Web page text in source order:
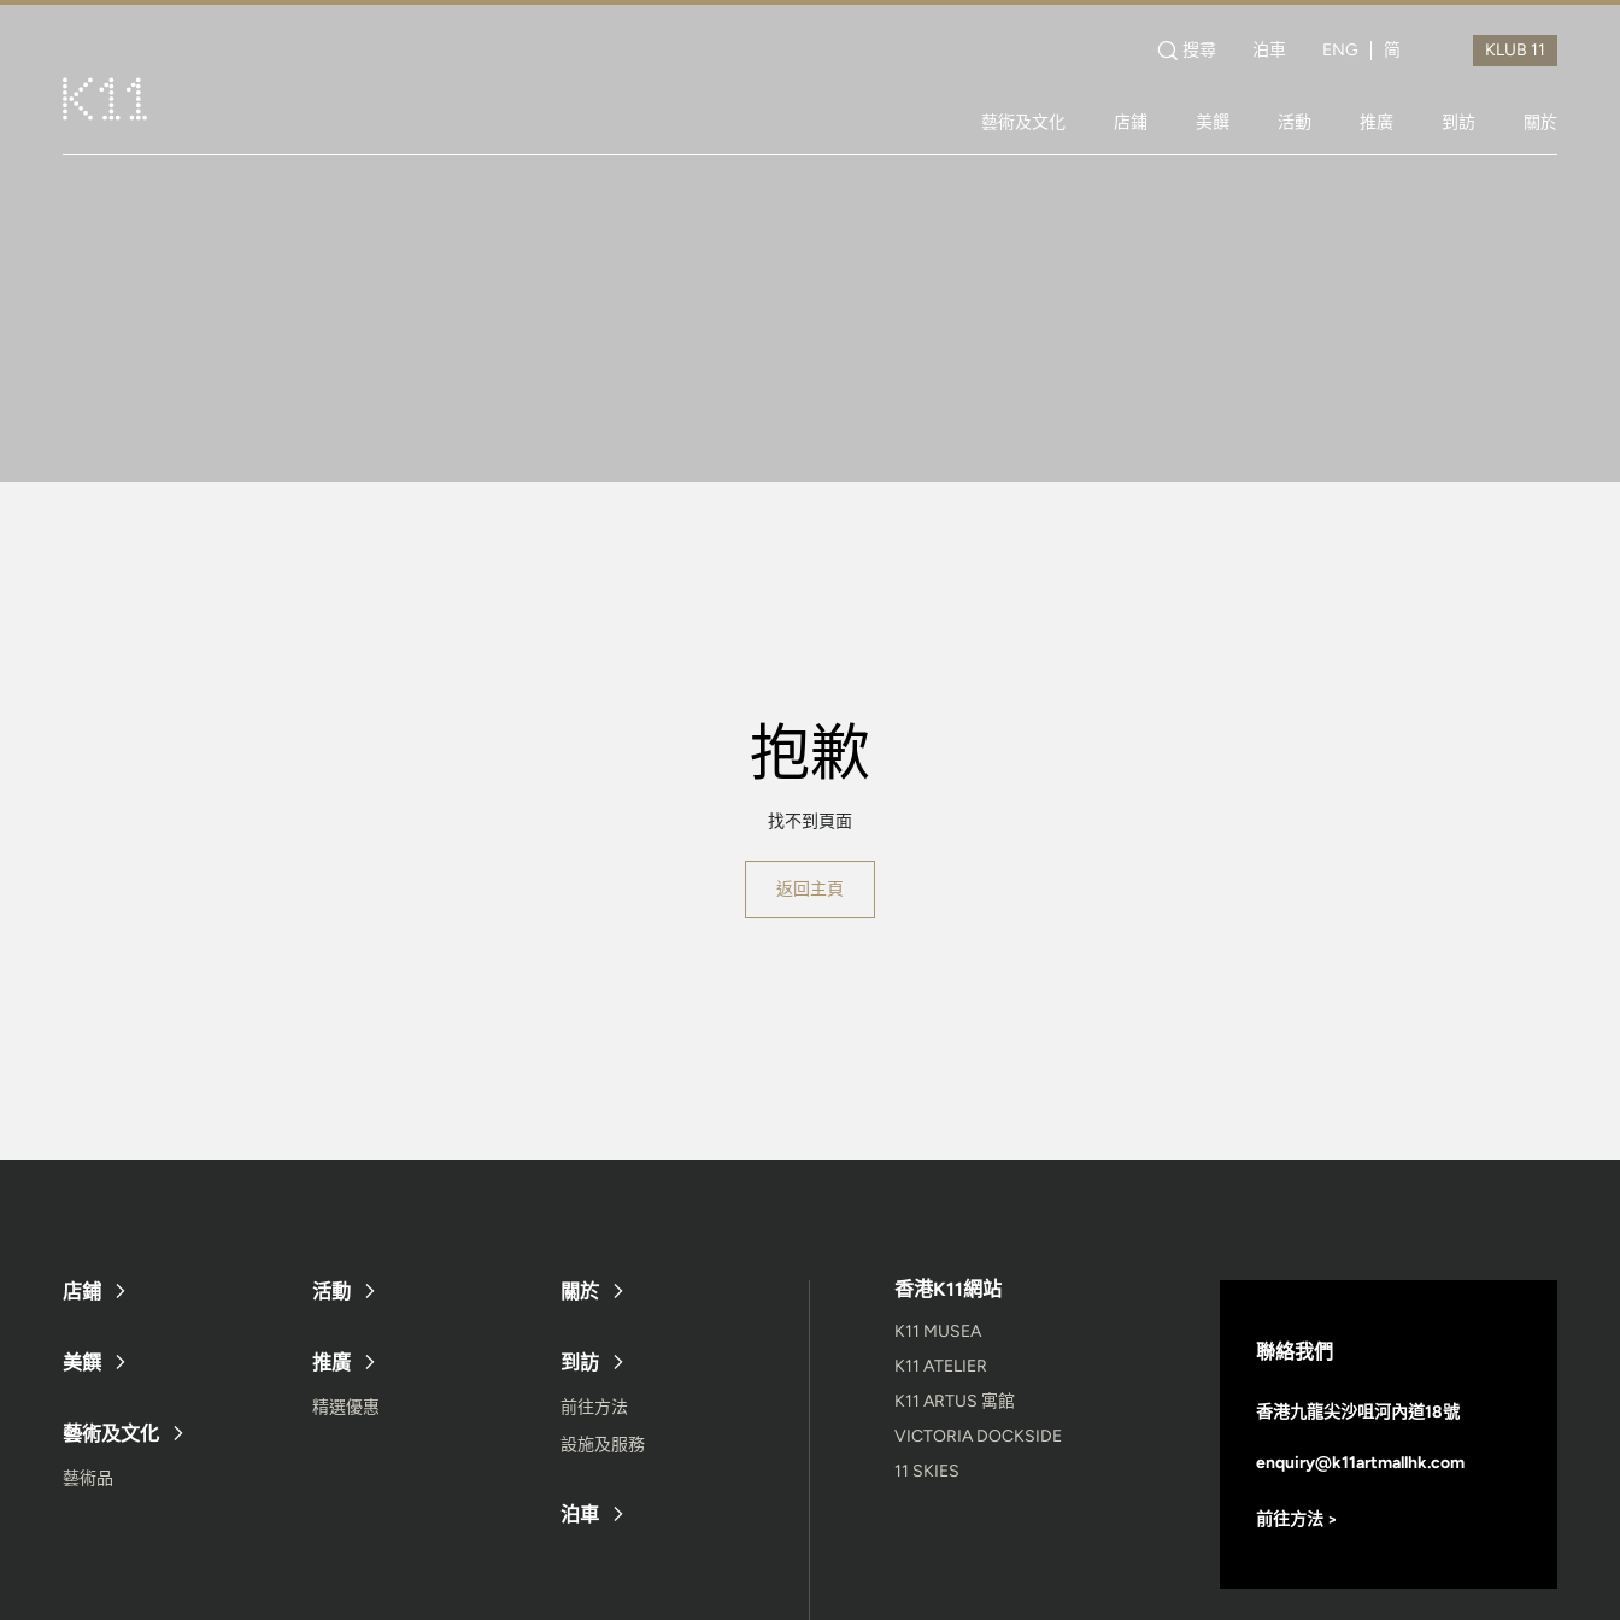
搜尋 泊車 ENG 简
藝術及文化 店鋪 美饌 活動 推廣 到訪 關於
抱歉
找不到頁面
返回主頁
店鋪
美饌
藝術及文化
藝術品
活動
推廣
精選優惠
關於
到訪
前往方法
設施及服務
泊車
香港K11網站
K11 MUSEA
K11 ATELIER
K11 ARTUS 寓館
VICTORIA DOCKSIDE
11 SKIES
聯絡我們
香港九龍尖沙咀河內道18號
enquiry@k11artmallhk.com
前往方法 >